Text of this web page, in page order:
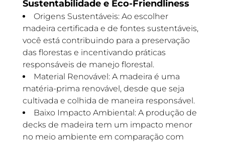
Sustentabilidade e Eco-Friendliness
Origens Sustentáveis: Ao escolher
madeira certificada e de fontes sustentáveis,
você está contribuindo para a preservação
das florestas e incentivando práticas
responsáveis de manejo florestal.
Material Renovável: A madeira é uma
matéria-prima renovável, desde que seja
cultivada e colhida de maneira responsável.
Baixo Impacto Ambiental: A produção de
decks de madeira tem um impacto menor
no meio ambiente em comparação com